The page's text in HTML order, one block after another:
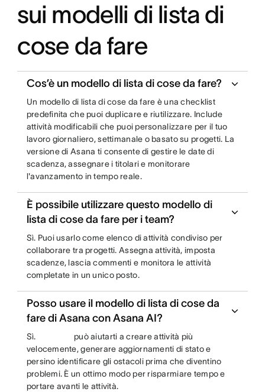
sui modelli di lista di
cose da fare
Cos’è un modello di lista di cose da fare?
Un modello di lista di cose da fare è una checklist
predefinita che puoi duplicare e riutilizzare. Include
attività modificabili che puoi personalizzare per il tuo
lavoro giornaliero, settimanale o basato su progetti. La
versione di Asana ti consente di gestire le date di
scadenza, assegnare i titolari e monitorare
l'avanzamento in tempo reale.
È possibile utilizzare questo modello di
lista di cose da fare per i team?
Sì. Puoi usarlo come elenco di attività condiviso per
collaborare tra progetti. Assegna attività, imposta
scadenze, lascia commenti e monitora le attività
completate in un unico posto.
Posso usare il modello di lista di cose da
fare di Asana con Asana AI?
Sì.
può aiutarti a creare attività più
velocemente, generare aggiornamenti di stato e
persino identificare gli ostacoli prima che diventino
problemi. È un ottimo modo per risparmiare tempo e
portare avanti le attività.